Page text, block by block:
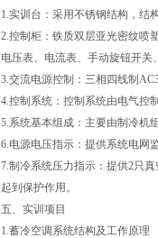
1.实训台：采用不锈钢结构，结
2.控制柜：铁质双层亚光密纹喷
电压表、电流表、手动旋钮开关
3.交流电源控制：三相四线制
4.控制系统：控制系统由电气控
5.系统基本组成：主要由制冷机
6.电源电压指示：提供系统电网
7.制冷系统压力指示：提供2只
起到保护作用。
五、实训项目
1.蓄冷空调系统结构及工作原理